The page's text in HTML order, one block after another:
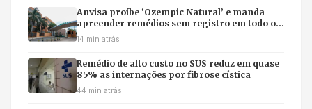
Anvisa proíbe ‘Ozempic Natural’ e manda
apreender remédios sem registro em todo o
Brasil
14 min atrás
Remédio de alto custo no SUS reduz em quase
85% as internações por fibrose cística
44 min atrás